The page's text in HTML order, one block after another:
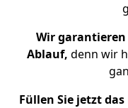
Wir
Ablauf, denn wir
Füllen Sie jetzt